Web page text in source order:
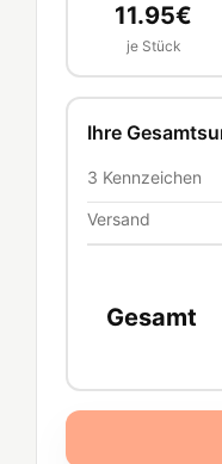
11.95€
je Stück
Ihre
3 Kennzeichen
Versand
Gesamt